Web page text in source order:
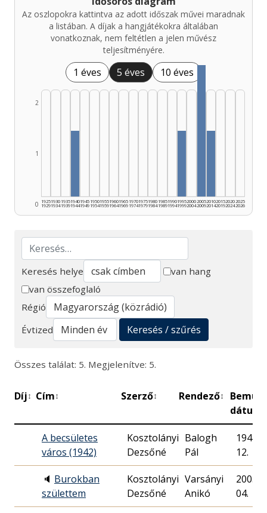
Az oszlopokra kattintva az adott időszak művei maradnak
a listában. A díjak a hangjátékokra általában
vonatkoznak, nem feltétlen a jelen művész
teljesítményére.
1 éves 5 éves 10 éves
0
1
2
1925
1929
1930
1934
1935
1939
1940
1944
1945
1949
1950
1954
1955
1959
1960
1964
1965
1969
1970
1974
1975
1979
1980
1984
1985
1989
1990
1994
1995
1999
2000
2004
2005
2009
2010
2014
2015
2019
2020
2024
2025
2026
Keresés
Keresés helye
van hang
van összefoglaló
Régió
Évtized
Keresés / szűrés
Összes találat: 5. Megjelenítve: 5.
Díj↕ Cím↕ Szerző↕ Rendező↕
A becsületes
város (1942)
Kosztolányi
Dezsőné
Balogh
Pál
1942.
12.
🔈 Burokban
születtem
Kosztolányi
Dezsőné
Varsányi
Anikó
2005.
04.